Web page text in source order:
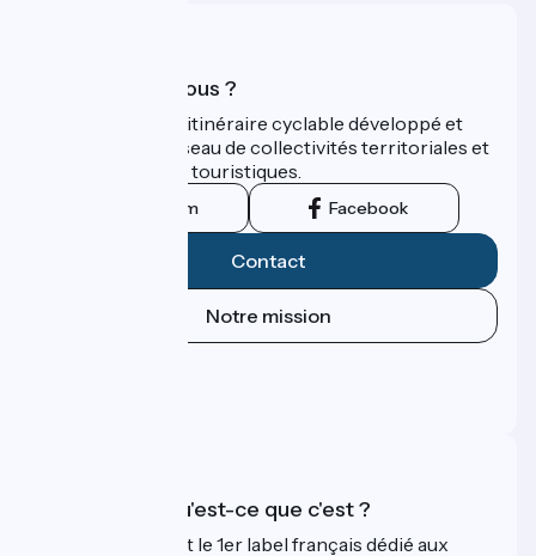
Qui sommes-nous ?
ViaRhôna est un itinéraire cyclable développé et
promu par un réseau de collectivités territoriales et
leurs institutions touristiques.
Instagram Facebook
Contact
Notre mission
Accueil Vélo qu'est-ce que c'est ?
Accueil Vélo c'est le 1er label français dédié aux